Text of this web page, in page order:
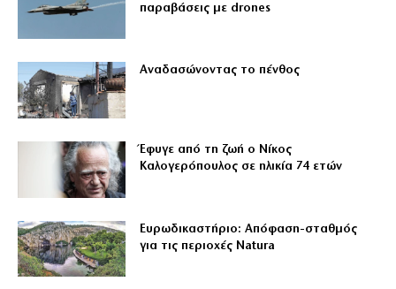
παραβάσεις με drones
Αναδασώνοντας το πένθος
Έφυγε από τη ζωή ο Νίκος
Καλογερόπουλος σε ηλικία 74 ετών
Ευρωδικαστήριο: Απόφαση-σταθμός
για τις περιοχές Natura